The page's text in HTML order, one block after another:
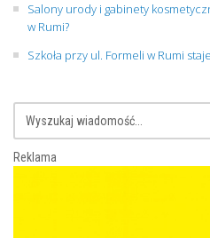
Salony urody i gabinety
w Rumi?
Szkoła przy ul. Formeli w Rumi
Reklama